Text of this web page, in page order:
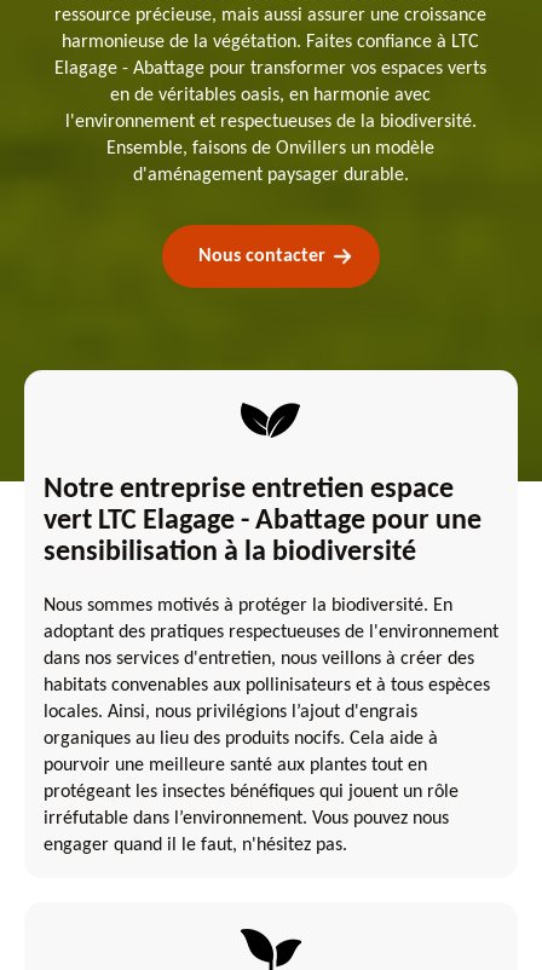
ressource précieuse, mais aussi assurer une croissance
harmonieuse de la végétation. Faites confiance à LTC
Elagage - Abattage pour transformer vos espaces verts
en de véritables oasis, en harmonie avec
l'environnement et respectueuses de la biodiversité.
Ensemble, faisons de Onvillers un modèle
d'aménagement paysager durable.
Nous contacter
Notre entreprise entretien espace
vert LTC Elagage - Abattage pour une
sensibilisation à la biodiversité
Nous sommes motivés à protéger la biodiversité. En
adoptant des pratiques respectueuses de l'environnement
dans nos services d'entretien, nous veillons à créer des
habitats convenables aux pollinisateurs et à tous espèces
locales. Ainsi, nous privilégions l’ajout d'engrais
organiques au lieu des produits nocifs. Cela aide à
pourvoir une meilleure santé aux plantes tout en
protégeant les insectes bénéfiques qui jouent un rôle
irréfutable dans l’environnement. Vous pouvez nous
engager quand il le faut, n'hésitez pas.